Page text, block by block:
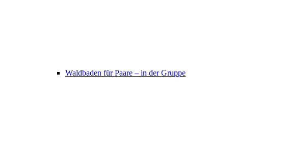
Waldbaden für Paare – in der Gruppe